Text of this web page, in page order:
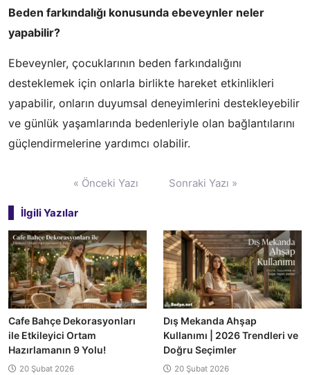
Beden farkındalığı konusunda ebeveynler neler
yapabilir?
Ebeveynler, çocuklarının beden farkındalığını
desteklemek için onlarla birlikte hareket etkinlikleri
yapabilir, onların duyumsal deneyimlerini destekleyebilir
ve günlük yaşamlarında bedenleriyle olan bağlantılarını
güçlendirmelerine yardımcı olabilir.
« Önceki Yazı Sonraki Yazı »
İlgili Yazılar
Cafe Bahçe Dekorasyonları
ile Etkileyici Ortam
Hazırlamanın 9 Yolu!
20 Şubat 2026
Dış Mekanda Ahşap
Kullanımı | 2026 Trendleri ve
Doğru Seçimler
20 Şubat 2026